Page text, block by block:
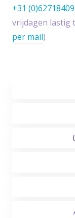
+31
vrijdagen lastig
per mail)